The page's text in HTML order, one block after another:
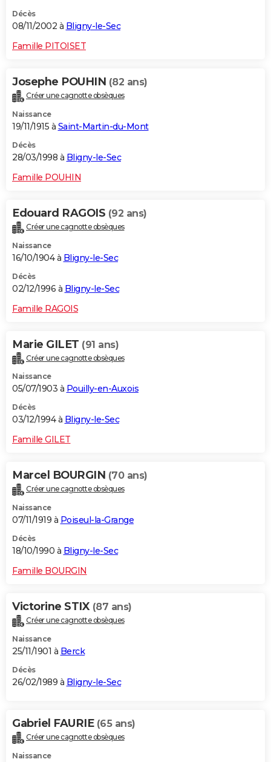
Décès
08/11/2002 à Bligny-le-Sec
Famille PITOISET
Josephe POUHIN (82 ans)
Créer une cagnotte obsèques
Naissance
19/11/1915 à Saint-Martin-du-Mont
Décès
28/03/1998 à Bligny-le-Sec
Famille POUHIN
Edouard RAGOIS (92 ans)
Créer une cagnotte obsèques
Naissance
16/10/1904 à Bligny-le-Sec
Décès
02/12/1996 à Bligny-le-Sec
Famille RAGOIS
Marie GILET (91 ans)
Créer une cagnotte obsèques
Naissance
05/07/1903 à Pouilly-en-Auxois
Décès
03/12/1994 à Bligny-le-Sec
Famille GILET
Marcel BOURGIN (70 ans)
Créer une cagnotte obsèques
Naissance
07/11/1919 à Poiseul-la-Grange
Décès
18/10/1990 à Bligny-le-Sec
Famille BOURGIN
Victorine STIX (87 ans)
Créer une cagnotte obsèques
Naissance
25/11/1901 à Berck
Décès
26/02/1989 à Bligny-le-Sec
Gabriel FAURIE (65 ans)
Créer une cagnotte obsèques
Naissance